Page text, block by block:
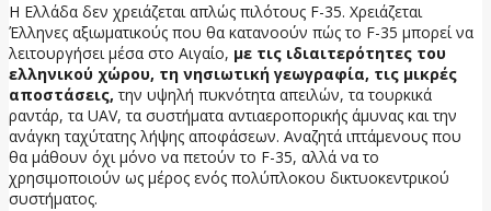
Η Ελλάδα δεν χρειάζεται απλώς πιλότους F-35. Χρειάζεται
Έλληνες αξιωματικούς που θα κατανοούν πώς το F-35 μπορεί να
λειτουργήσει μέσα στο Αιγαίο, με τις ιδιαιτερότητες του
ελληνικού χώρου, τη νησιωτική γεωγραφία, τις μικρές
αποστάσεις, την υψηλή πυκνότητα απειλών, τα τουρκικά
ραντάρ, τα UAV, τα συστήματα αντιαεροπορικής άμυνας και την
ανάγκη ταχύτατης λήψης αποφάσεων. Αναζητά ιπτάμενους που
θα μάθουν όχι μόνο να πετούν το F-35, αλλά να το
χρησιμοποιούν ως μέρος ενός πολύπλοκου δικτυοκεντρικού
συστήματος.